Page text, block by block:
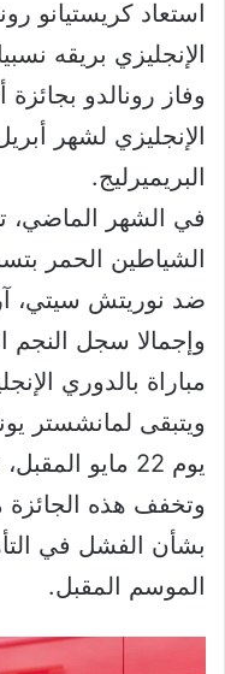
استعاد كريستيانو
الإنجليزي بريقه
وفاز رونالدو
الإنجليزي لشهر
البريميرليج.
في الشهر الماضي،
ضد نوريتش سيتي،
مباراة بالدوري
ويتبقى لمانشستر
يوم 22 مايو المقبل، في الجولة الأخيرة.
وتخفف هذه الجائزة
بشأن الفشل في
الموسم المقبل.